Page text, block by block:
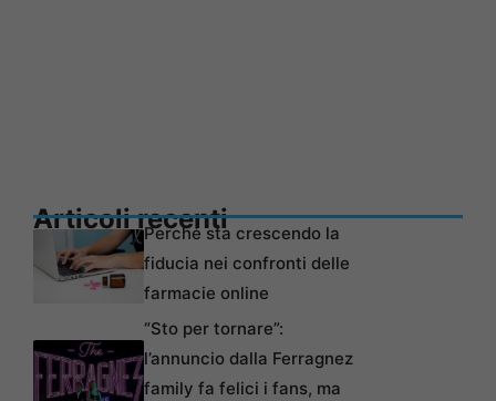
Articoli recentiPerché sta crescendo la
fiducia nei confronti delle
farmacie online
“Sto per tornare”:
l’annuncio dalla Ferragnez
family fa felici i fans, ma